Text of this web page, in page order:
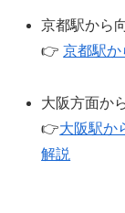
京都駅から
👉京都駅か
大阪方面か
👉大阪駅か
解説